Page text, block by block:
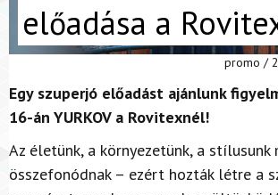
előadása a
promo /
Egy szuperjó előadást ajánlunk
16-án YURKOV a Rovitexnél!
Az életünk, a környezetünk, a stílusunk
összefonódnak – ezért hozták létre a